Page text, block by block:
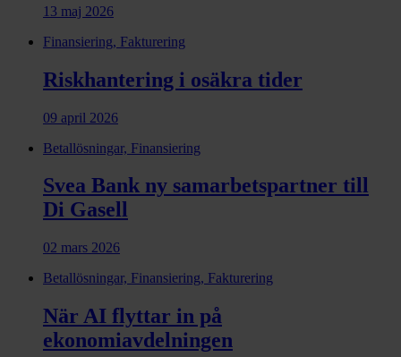
13 maj 2026
Finansiering, Fakturering
Riskhantering i osäkra tider
09 april 2026
Betallösningar, Finansiering
Svea Bank ny samarbets­partner till
Di Gasell
02 mars 2026
Betallösningar, Finansiering, Fakturering
När AI flyttar in på
ekonomiavdelningen